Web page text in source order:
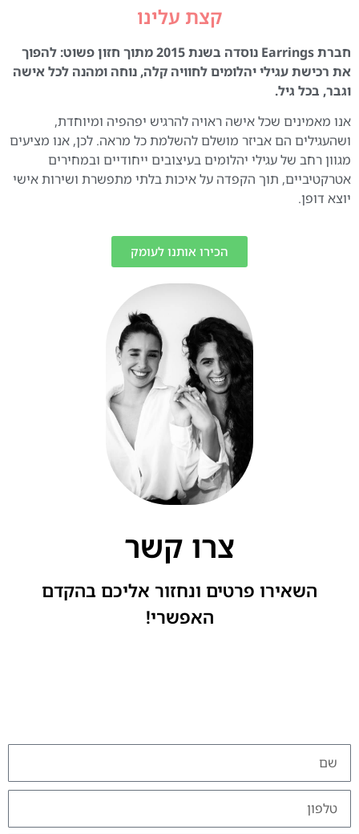
קצת עלינו
חברת Earrings נוסדה בשנת 2015 מתוך חזון פשוט: להפוך
את רכישת עגילי יהלומים לחוויה קלה, נוחה ומהנה לכל אישה
וגבר, בכל גיל.
אנו מאמינים שכל אישה ראויה להרגיש יפהפיה ומיוחדת,
ושהעגילים הם אביזר מושלם להשלמת כל מראה. לכן, אנו מציעים
מגוון רחב של עגילי יהלומים בעיצובים ייחודיים ובמחירים
אטרקטיביים, תוך הקפדה על איכות בלתי מתפשרת ושירות אישי
יוצא דופן.
הכירו אותנו לעומק
צרו קשר
השאירו פרטים ונחזור אליכם בהקדם
האפשרי!